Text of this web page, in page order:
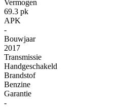
Vermogen
69.3 pk
APK
-
Bouwjaar
2017
Transmissie
Handgeschakeld
Brandstof
Benzine
Garantie
-